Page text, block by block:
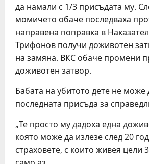
да намали с 1/3 присъдата му.
момичето обаче последваха
направена поправка в
Трифонов получи доживотен
на замяна. ВКС обаче промени
доживотен затвор.
Бабата на убитото дете не
последната присъда за
„Те просто му дадоха една
която може да излезе след 20
страховете, с които живея цели